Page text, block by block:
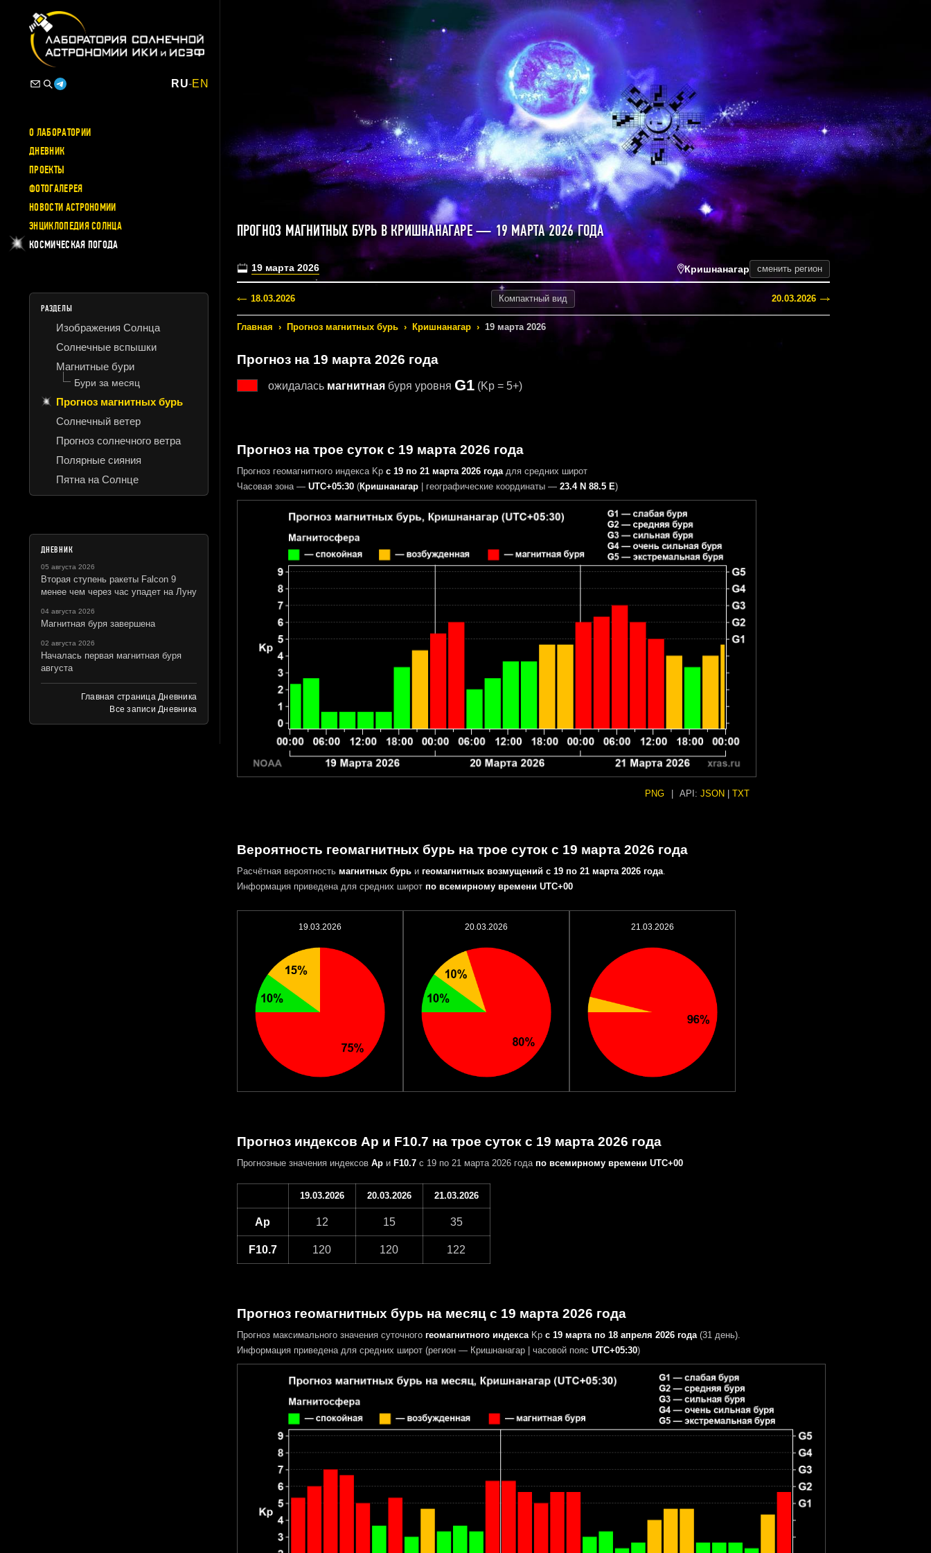
RU-EN
О ЛАБОРАТОРИИ
ДНЕВНИК
ПРОЕКТЫ
ФОТОГАЛЕРЕЯ
НОВОСТИ АСТРОНОМИИ
ЭНЦИКЛОПЕДИЯ СОЛНЦА
КОСМИЧЕСКАЯ ПОГОДА
РАЗДЕЛЫ
Изображения Солнца
Солнечные вспышки
Магнитные бури
Бури за месяц
Прогноз магнитных бурь
Солнечный ветер
Прогноз солнечного ветра
Полярные сияния
Пятна на Солнце
ДНЕВНИК
05 августа 2026
Вторая ступень ракеты Falcon 9
менее чем через час упадет на Луну
04 августа 2026
Магнитная буря завершена
02 августа 2026
Началась первая магнитная буря
августа
Главная страница Дневника
Все записи Дневника
ПРОГНОЗ МАГНИТНЫХ БУРЬ В КРИШНАНАГАРЕ — 19 МАРТА 2026 ГОДА
19 марта 2026 Кришнанагар сменить регион
18.03.2026 Компактный вид 20.03.2026
Главная › Прогноз магнитных бурь › Кришнанагар › 19 марта 2026
Прогнозна 19 марта 2026 года
ожидалась магнитная буря уровня G1(Kp = 5+)
Прогноз на трое суток с 19 марта 2026 года
Прогноз геомагнитного индекса Kp с 19 по 21 марта 2026 годадля средних широт
Часовая зона — UTC+05:30(Кришнанагар| географические координаты — 23.4 N 88.5 E)
PNG API: JSON TXT
Вероятность геомагнитных бурь на трое суток с 19 марта 2026 года
Расчётная вероятность магнитных бурьи геомагнитных возмущений с 19 по 21 марта 2026 года.
Информация приведена для средних широт по всемирному времени UTC+00
19.03.2026 20.03.2026 21.03.2026
Прогноз индексов Ap и F10.7 на трое суток с 19 марта 2026 года
Прогнозные значения индексов Apи F10.7с 19 по 21 марта 2026 года по всемирному времени UTC+00
19.03.2026 20.03.2026 21.03.2026
Ap 12 15 35
F10.7 120 120 122
Прогноз геомагнитных бурь на месяц с 19 марта 2026 года
Прогноз максимального значения суточного геомагнитного индексаKp с 19 марта по 18 апреля 2026 года(31 день).
Информация приведена для средних широт (регион — Кришнанагар | часовой пояс UTC+05:30)